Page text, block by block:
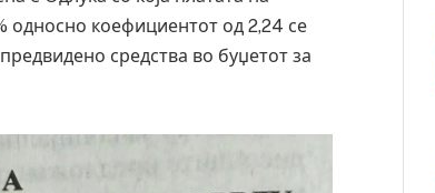
односно коефициентот од 2,24 се
средства во буџетот за